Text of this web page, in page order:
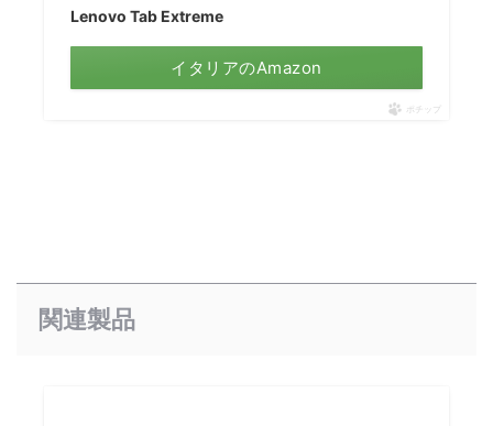
Lenovo Tab Extreme
イタリアのAmazon
ポチップ
関連製品